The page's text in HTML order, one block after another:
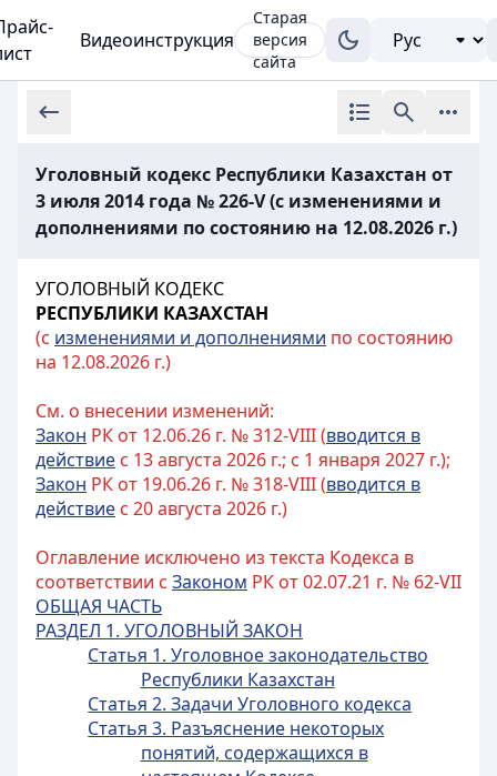
Видеоинструкция
Старая
версия
сайта
Уголовный кодекс Республики Казахстан от
3 июля 2014 года № 226-V (с изменениями и
дополнениями по состоянию на 12.08.2026 г.)
УГОЛОВНЫЙ КОДЕКС
РЕСПУБЛИКИ КАЗАХСТАН
(с изменениями и дополнениями по состоянию
на 12.08.2026 г.)
См. о внесении изменений:
Закон РК от 12.06.26 г. № 312-VIII (вводится в
действие с 13 августа 2026 г.; с 1 января 2027 г.);
Закон РК от 19.06.26 г. № 318-VIII (вводится в
действие с 20 августа 2026 г.)
Оглавление исключено из текста Кодекса в
соответствии с Законом РК от 02.07.21 г. № 62-VII
ОБЩАЯ ЧАСТЬ
РАЗДЕЛ 1. УГОЛОВНЫЙ ЗАКОН
Статья 1. Уголовное законодательство
Республики Казахстан
Статья 2. Задачи Уголовного кодекса
Статья 3. Разъяснение некоторых
понятий, содержащихся в